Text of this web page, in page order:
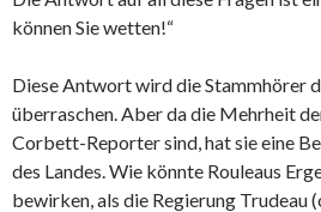
können Sie wetten!“
Diese Antwort wird die Stammhörer
überraschen. Aber da die Mehrheit
Corbett-Reporter sind, hat sie eine
des Landes. Wie könnte Rouleaus
bewirken, als die Regierung Trudeau